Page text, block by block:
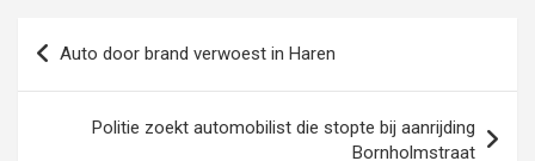
Bericht
navigatie
Auto door brand verwoest in Haren
Politie zoekt automobilist die stopte bij aanrijding
Bornholmstraat